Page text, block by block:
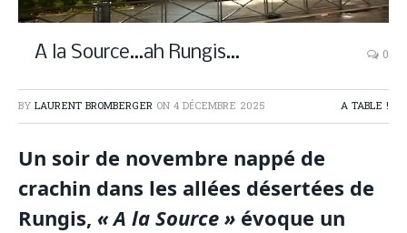
A la Source…ah Rungis… 0
BY LAURENT BROMBERGER ON 4 DÉCEMBRE 2025 A TABLE !
Un soir de novembre nappé de
crachin dans les allées désertées de
Rungis, « A la Source » évoque un